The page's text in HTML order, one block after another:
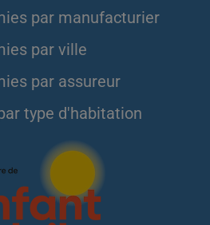
par manufacturier
par ville
par assureur
type d'habitation